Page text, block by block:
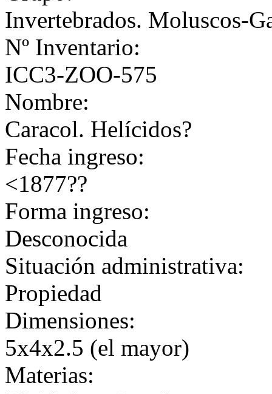
Invertebrados. Moluscos-
Nº Inventario:
ICC3-ZOO-575
Nombre:
Caracol. Helícidos?
Fecha ingreso:
<1877??
Forma ingreso:
Desconocida
Situación administrativa:
Propiedad
Dimensiones:
5x4x2.5 (el mayor)
Materias: